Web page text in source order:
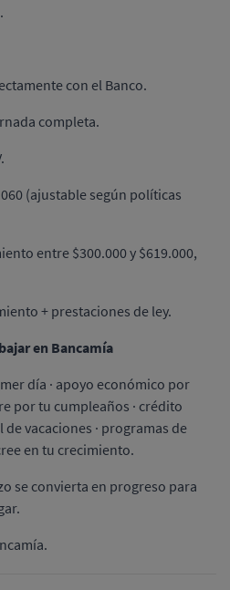
con el Banco.
completa.
(ajustable según políticas
entre $300.000 y $619.000,
+ prestaciones de ley.
en Bancamía
día · apoyo económico por
por tu cumpleaños · crédito
vacaciones · programas de
en tu crecimiento.
se convierta en progreso para